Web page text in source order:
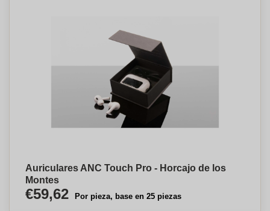
Auriculares ANC Touch Pro - Horcajo de los
Montes
€59,62 Por pieza, base en 25 piezas